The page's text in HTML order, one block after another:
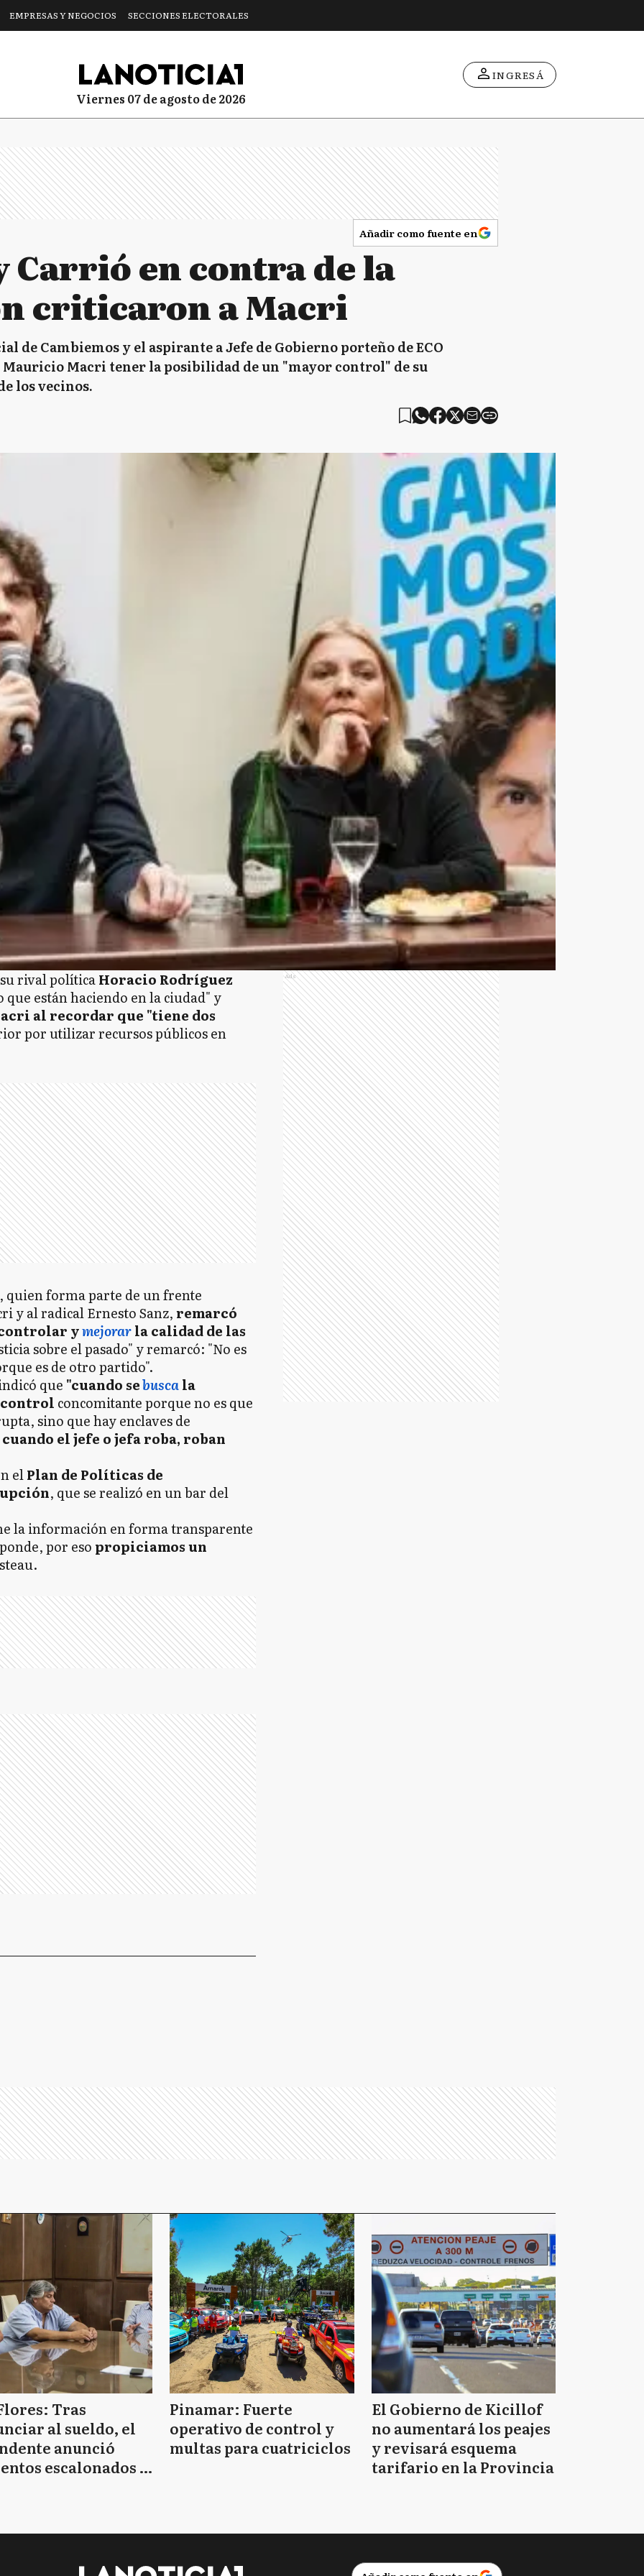
EMPRESAS Y NEGOCIOS SECCIONES ELECTORALES
viernes 07 de agosto de 2026
INGRESÁ
Añadir como fuente en
Carrió en contra de la
criticaron a Macri
de Cambiemos y el aspirante a Jefe de Gobierno porteño de ECO
Macri tener la posibilidad de un "mayor control" de su
los vecinos.
rival políticaHoracio Rodríguez
están haciendo en la ciudad" y
al recordar que "tiene dos
por utilizar recursos públicos en
quien forma parte de un frente
y al radical Ernesto Sanz, remarcó
controlar ymejorarla calidad de las
sobre el pasado" y remarcó: "No es
es de otro partido".
que "cuando sebuscala
control concomitante porque no es que
sino que hay enclaves de
el jefe o jefa roba, roban
elPlan de Políticas de
, que se realizó en un bar del
la información en forma transparente
por eso propiciamos un
Ads
Tras
al sueldo, el
anunció
escalonados y
Pinamar: Fuerte
operativo de control y
multas para cuatriciclos
El Gobierno de Kicillof
no aumentará los peajes
y revisará esquema
tarifario en la Provincia